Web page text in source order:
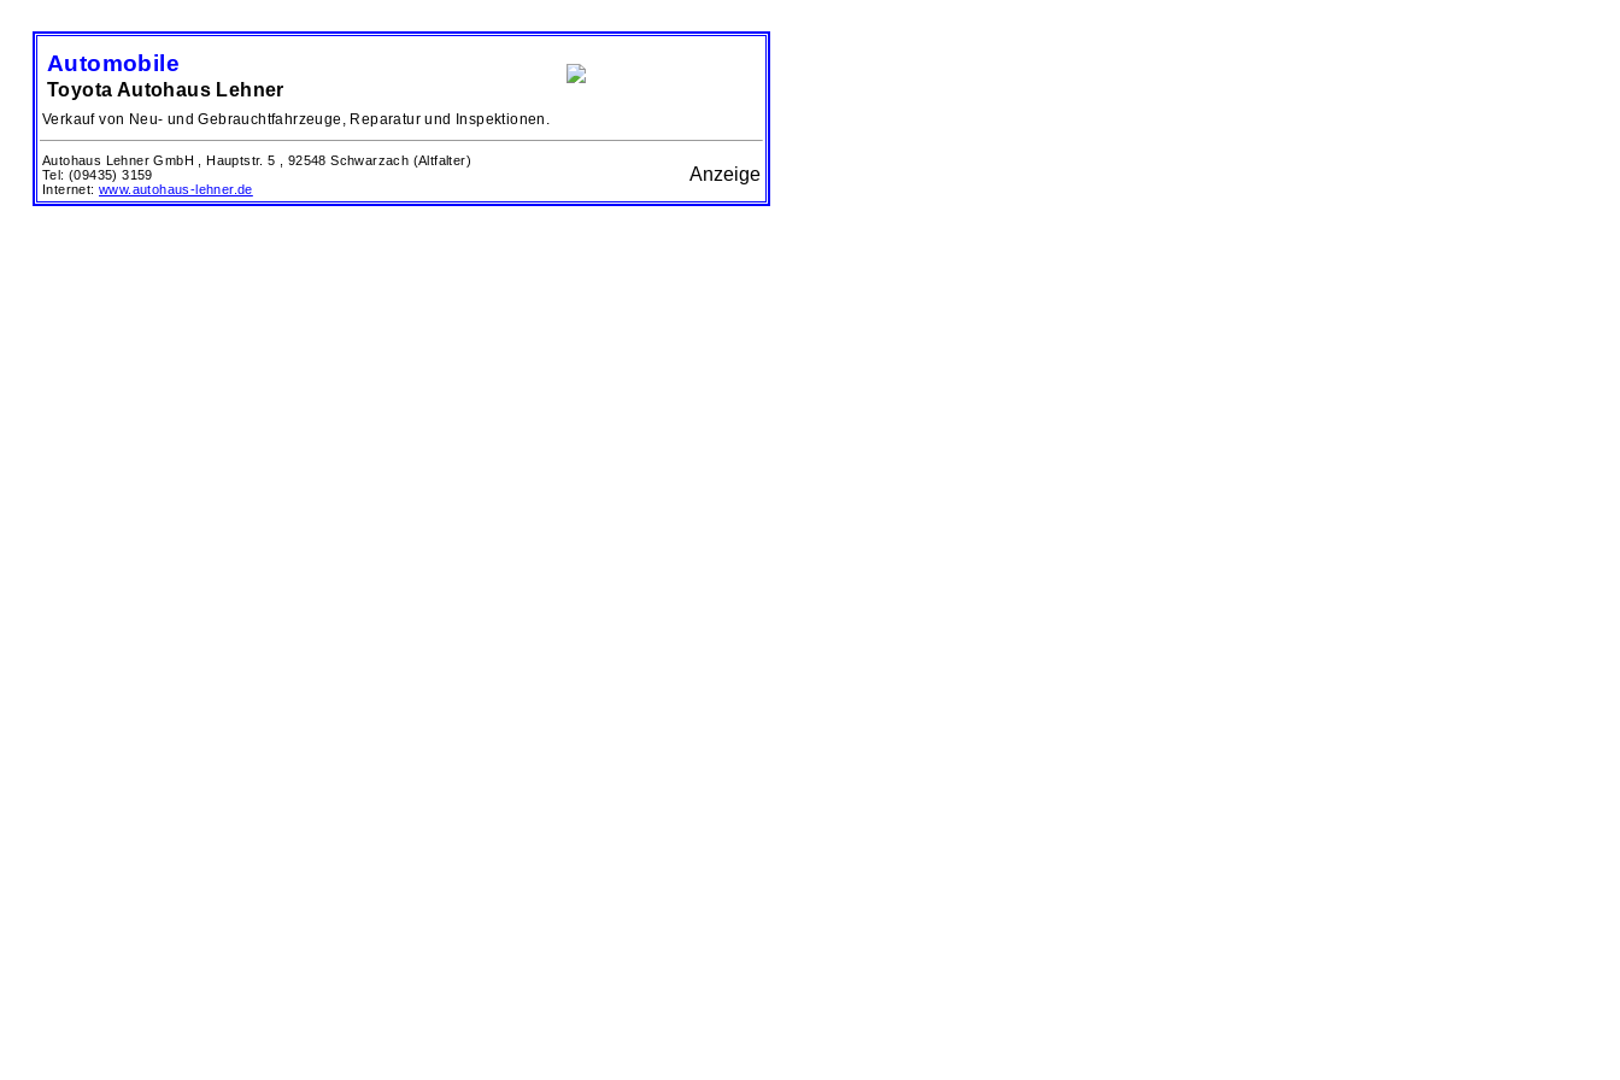
Automobile
Toyota Autohaus Lehner
Verkauf von Neu- und Gebrauchtfahrzeuge, Reparatur und Inspektionen.
Autohaus Lehner GmbH ,Hauptstr. 5 , 92548 Schwarzach (Altfalter)
Tel: (09435) 3159
Internet:www.autohaus-lehner.de
Anzeige